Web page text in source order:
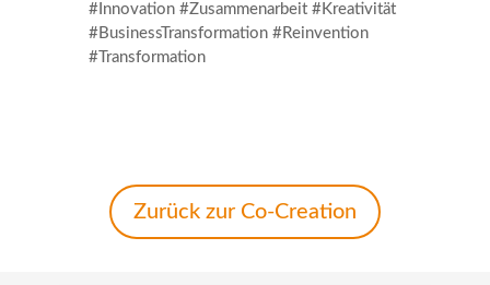
#Innovation #Zusammenarbeit #Kreativität
#BusinessTransformation #Reinvention
#Transformation
Zurück zur Co-Creation